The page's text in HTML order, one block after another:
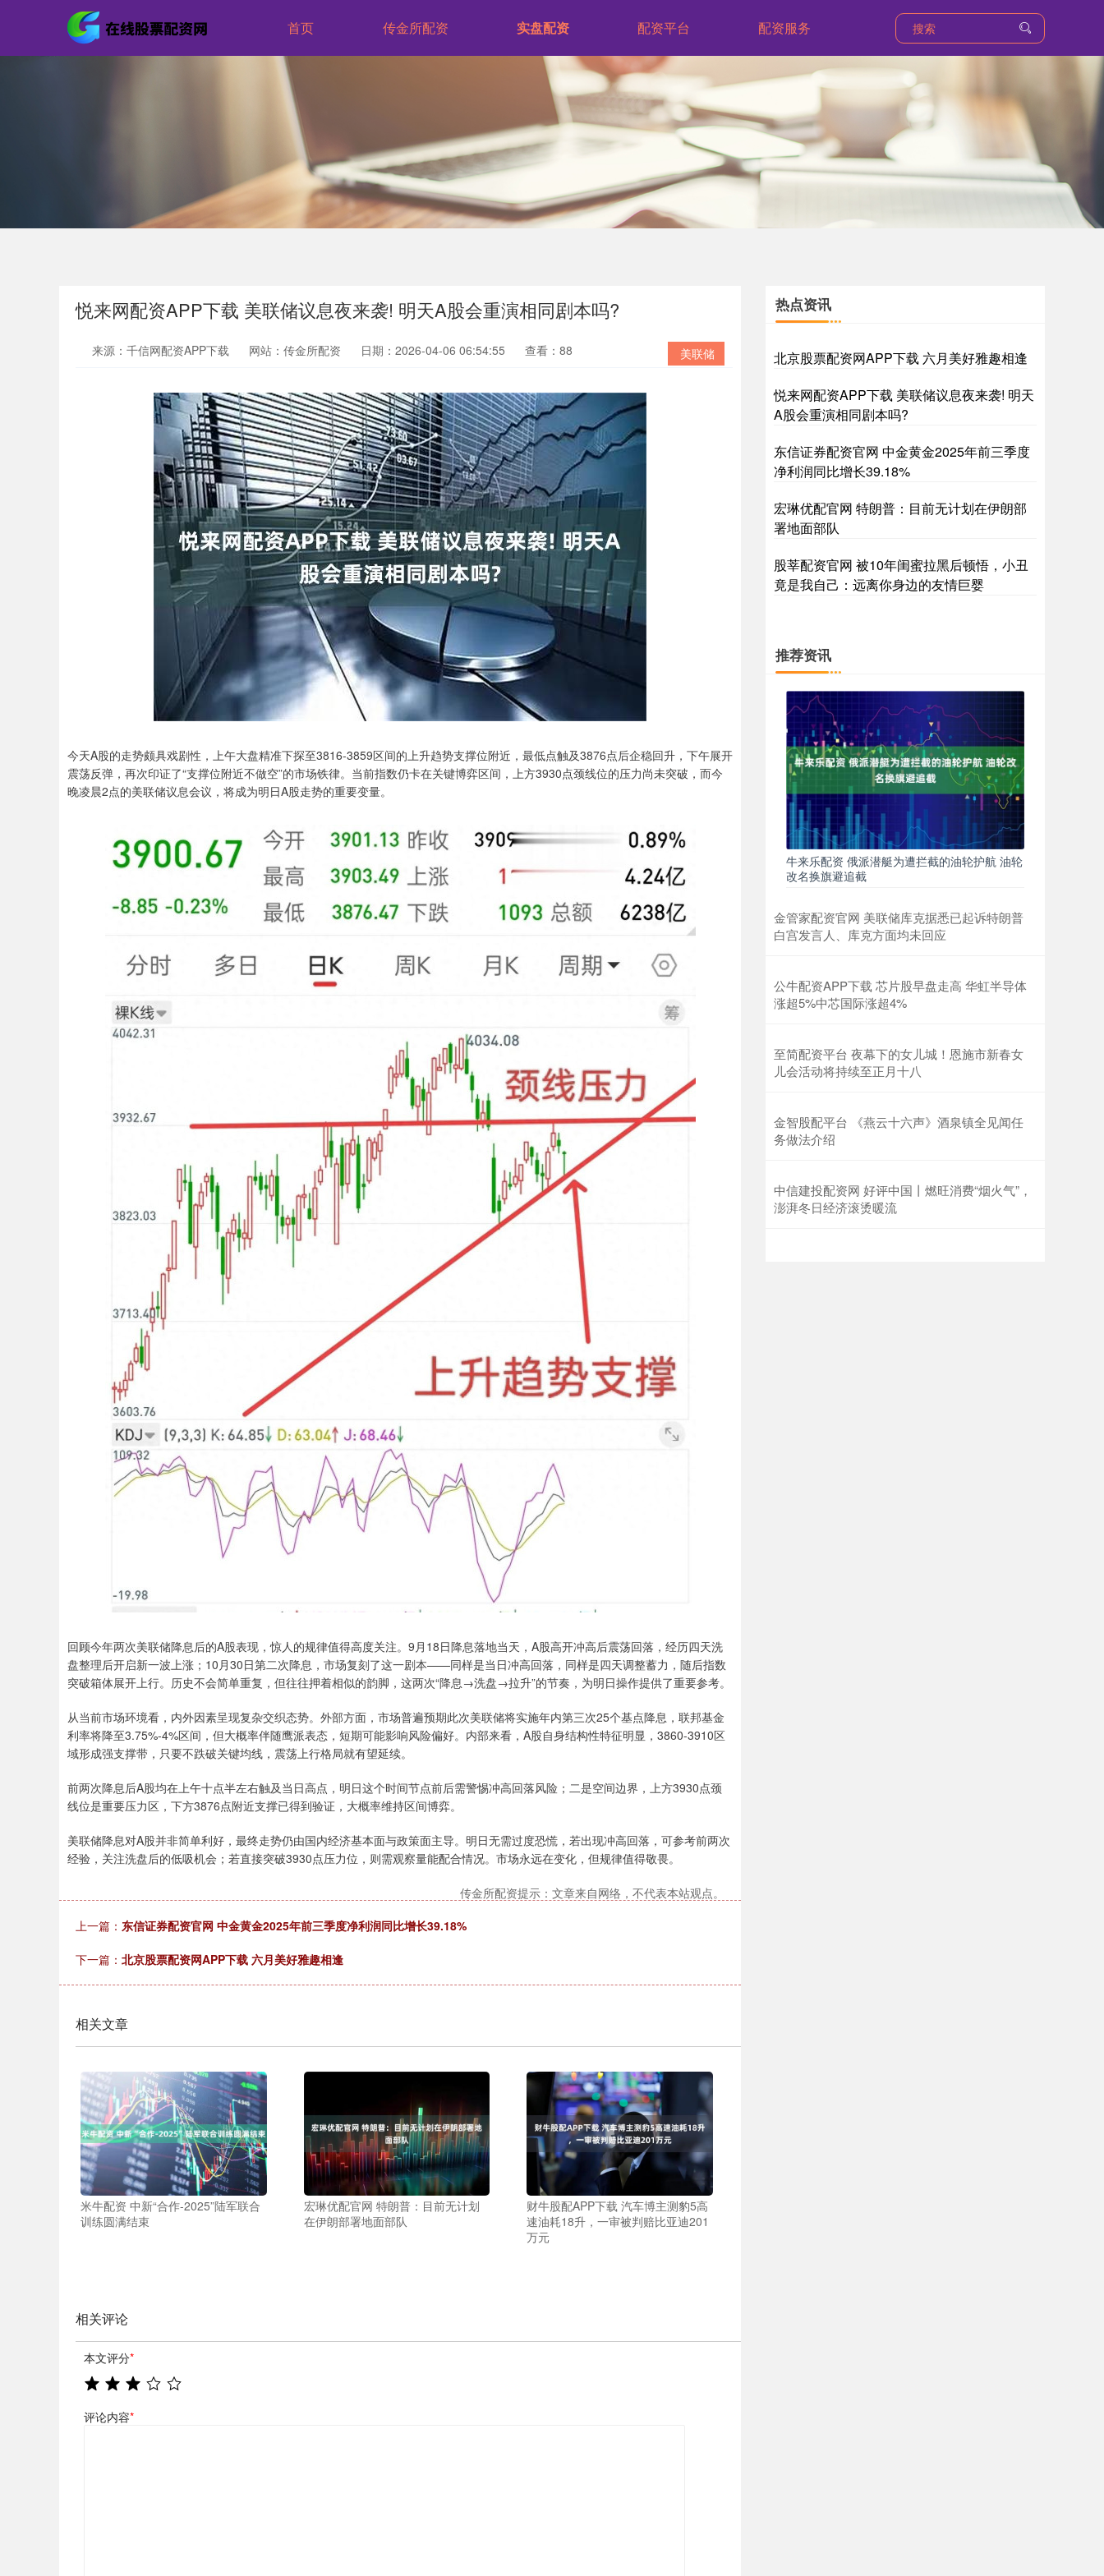
首页 传金所配资 实盘配资 配资平台 配资服务
悦来网配资APP下载 美联储议息夜来袭! 明天A股会重演相同剧本吗?
美联储
来源：千信网配资APP下载 网站：传金所配资 日期：2026-04-06 06:54:55 查看：88
今天A股的走势颇具戏剧性，上午大盘精准下探至3816-3859区间的上升趋势支撑位附近，最低点触及3876点后企稳回升，下午展开
震荡反弹，再次印证了“支撑位附近不做空”的市场铁律。当前指数仍卡在关键博弈区间，上方3930点颈线位的压力尚未突破，而今
晚凌晨2点的美联储议息会议，将成为明日A股走势的重要变量。
回顾今年两次美联储降息后的A股表现，惊人的规律值得高度关注。9月18日降息落地当天，A股高开冲高后震荡回落，经历四天洗
盘整理后开启新一波上涨；10月30日第二次降息，市场复刻了这一剧本——同样是当日冲高回落，同样是四天调整蓄力，随后指数
突破箱体展开上行。历史不会简单重复，但往往押着相似的韵脚，这两次“降息→洗盘→拉升”的节奏，为明日操作提供了重要参考。
从当前市场环境看，内外因素呈现复杂交织态势。外部方面，市场普遍预期此次美联储将实施年内第三次25个基点降息，联邦基金
利率将降至3.75%-4%区间，但大概率伴随鹰派表态，短期可能影响风险偏好。内部来看，A股自身结构性特征明显，3860-3910区
域形成强支撑带，只要不跌破关键均线，震荡上行格局就有望延续。
前两次降息后A股均在上午十点半左右触及当日高点，明日这个时间节点前后需警惕冲高回落风险；二是空间边界，上方3930点颈
线位是重要压力区，下方3876点附近支撑已得到验证，大概率维持区间博弈。
美联储降息对A股并非简单利好，最终走势仍由国内经济基本面与政策面主导。明日无需过度恐慌，若出现冲高回落，可参考前两次
经验，关注洗盘后的低吸机会；若直接突破3930点压力位，则需观察量能配合情况。市场永远在变化，但规律值得敬畏。
传金所配资提示：文章来自网络，不代表本站观点。
上一篇： 东信证券配资官网 中金黄金2025年前三季度净利润同比增长39.18%
下一篇： 北京股票配资网APP下载 六月美好雅趣相逢
相关文章
米牛配资 中新“合作-2025”陆军联合
训练圆满结束
宏琳优配官网 特朗普：目前无计划
在伊朗部署地面部队
财牛股配APP下载 汽车博主测豹5高
速油耗18升，一审被判赔比亚迪201
万元
相关评论
本文评分*
评论内容*
热点资讯
北京股票配资网APP下载 六月美好雅趣相逢
悦来网配资APP下载 美联储议息夜来袭! 明天
A股会重演相同剧本吗?
东信证券配资官网 中金黄金2025年前三季度
净利润同比增长39.18%
宏琳优配官网 特朗普：目前无计划在伊朗部
署地面部队
股莘配资官网 被10年闺蜜拉黑后顿悟，小丑
竟是我自己：远离你身边的友情巨婴
推荐资讯
牛来乐配资 俄派潜艇为遭拦截的油轮护航 油轮
改名换旗避追截
金管家配资官网 美联储库克据悉已起诉特朗普
白宫发言人、库克方面均未回应
公牛配资APP下载 芯片股早盘走高 华虹半导体
涨超5%中芯国际涨超4%
至简配资平台 夜幕下的女儿城！恩施市新春女
儿会活动将持续至正月十八
金智股配平台 《燕云十六声》酒泉镇全见闻任
务做法介绍
中信建投配资网 好评中国丨燃旺消费“烟火气”，
澎湃冬日经济滚烫暖流